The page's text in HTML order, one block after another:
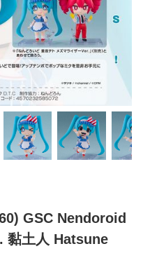
GSC Nendoroid
黏土人 Hatsune